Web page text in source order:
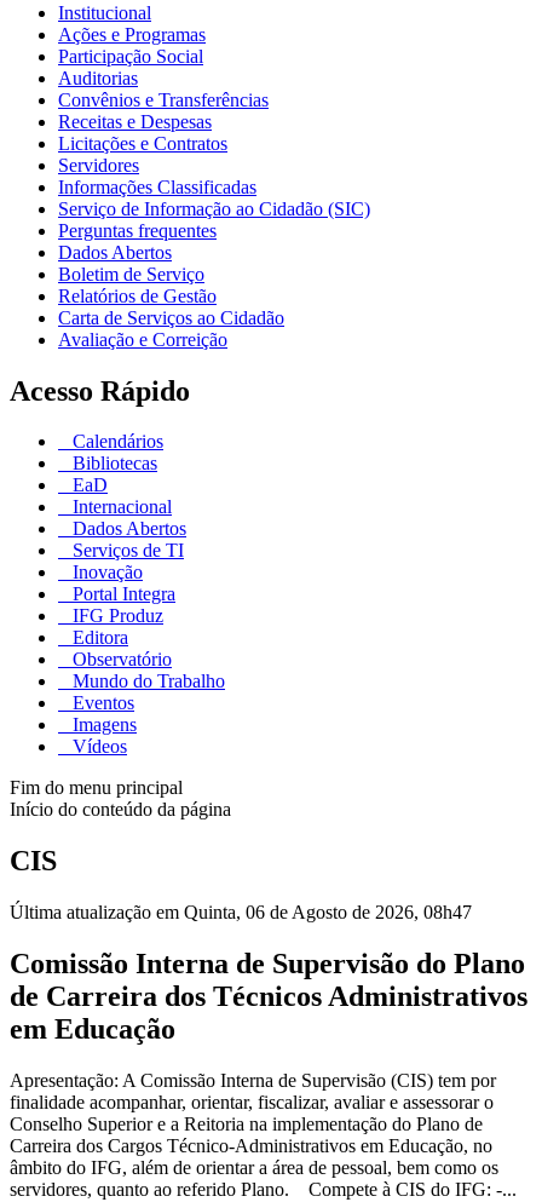
Institucional
Ações e Programas
Participação Social
Auditorias
Convênios e Transferências
Receitas e Despesas
Licitações e Contratos
Servidores
Informações Classificadas
Serviço de Informação ao Cidadão (SIC)
Perguntas frequentes
Dados Abertos
Boletim de Serviço
Relatórios de Gestão
Carta de Serviços ao Cidadão
Avaliação e Correição
Acesso Rápido
Calendários
Bibliotecas
EaD
Internacional
Dados Abertos
Serviços de TI
Inovação
Portal Integra
IFG Produz
Editora
Observatório
Mundo do Trabalho
Eventos
Imagens
Vídeos
Fim do menu principal
Início do conteúdo da página
CIS
Última atualização em Quinta, 06 de Agosto de 2026, 08h47
Comissão Interna de Supervisão do Plano
de Carreira dos Técnicos Administrativos
em Educação
Apresentação: A Comissão Interna de Supervisão (CIS) tem por
finalidade acompanhar, orientar, fiscalizar, avaliar e assessorar o
Conselho Superior e a Reitoria na implementação do Plano de
Carreira dos Cargos Técnico-Administrativos em Educação, no
âmbito do IFG, além de orientar a área de pessoal, bem como os
servidores, quanto ao referido Plano. Compete à CIS do IFG: -...